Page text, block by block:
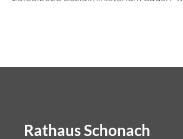
Rathaus Schonach